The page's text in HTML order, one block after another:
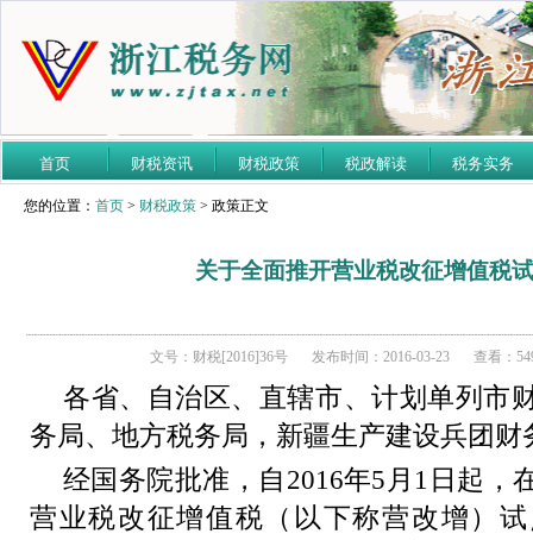
首页 财税资讯 财税政策 税政解读 税务实务
您的位置： 首页 > 财税政策 > 政策正文
关于全面推开营业税改征增值税
文号：财税[2016]36号 发布时间：2016-03-23 查看：
各省、自治区、直辖市、计划单列市
务局、地方税务局，新疆生产建设兵团财
经国务院批准，自 2016年5 月 1 日起，
营业税改征增值税（以下称营改增）